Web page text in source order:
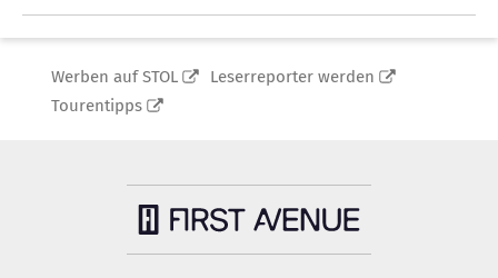
Werben auf STOL
Leserreporter werden
Tourentipps